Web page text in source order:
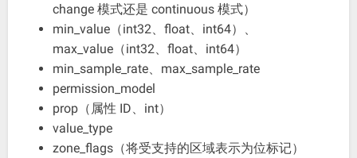
change 模式还是 continuous 模式）
min_value（int32、float、int64）、
max_value（int32、float、int64）
min_sample_rate、max_sample_rate
permission_model
prop（属性 ID、int）
value_type
zone_flags（将受支持的区域表示为位标记）